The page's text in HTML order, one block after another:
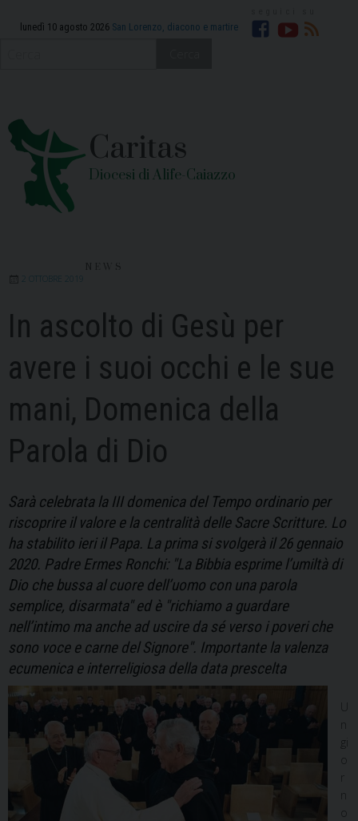
lunedì 10 agosto 2026 San Lorenzo, diacono e martire
Caritas
Diocesi di Alife-Caiazzo
2 OTTOBRE 2019
In ascolto di Gesù per
avere i suoi occhi e le sue
mani, Domenica della
Parola di Dio
Sarà celebrata la III domenica del Tempo ordinario per
riscoprire il valore e la centralità delle Sacre Scritture. Lo
ha stabilito ieri il Papa. La prima si svolgerà il 26 gennaio
2020. Padre Ermes Ronchi: "La Bibbia esprime l’umiltà di
Dio che bussa al cuore dell’uomo con una parola
semplice, disarmata" ed è "richiamo a guardare
nell’intimo ma anche ad uscire da sé verso i poveri che
sono voce e carne del Signore". Importante la valenza
ecumenica e interreligiosa della data prescelta
n
gi
r
n